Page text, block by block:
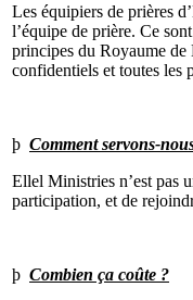
Les équipiers de prières
l’équipe de prière. Ce
principes du Royaume de
confidentiels et toutes les
þ Comment servons-
Ellel Ministries n’est pas
participation, et de
þ Combien ça coûte ?